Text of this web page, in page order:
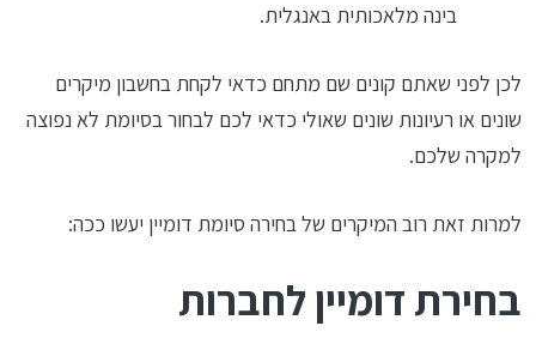
בינה מלאכותית באנגלית.
לכן לפני שאתם קונים שם מתחם כדאי לקחת בחשבון מיקרים
שונים או רעיונות שונים שאולי כדאי לכם לבחור בסיומת לא נפוצה
למקרה שלכם.
למרות זאת רוב המיקרים של בחירה סיומת דומיין יעשו ככה:
בחירת דומיין לחברות